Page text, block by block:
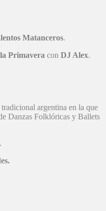
Matanceros.
Primavera con DJ Alex.
tradicional argentina en la que
Danzas Folklóricas y Ballets
.